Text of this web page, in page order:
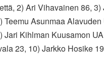
2) Ari Vihavainen 86,
Teemu Asunmaa Alavuden
Jari Kihlman Kuusamon
23, 10) Jarkko Hosike